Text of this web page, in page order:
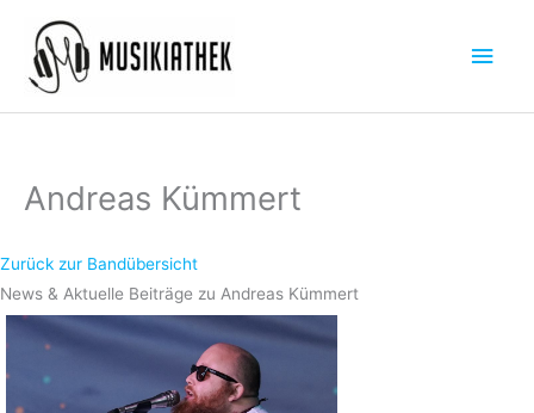
Inhalt
springen
Andreas Kümmert
Zurück zur Bandübersicht
News & Aktuelle Beiträge zu Andreas Kümmert